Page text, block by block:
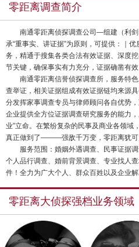
零距离调查简介
南通零距离侦探调查公司—组建（利
承“重事实、讲证据”为原则，可提供：｜
务，精通于搜集各类合法有效证据、深度
节关键，确保事实有力充分，证据确凿有效
南通零距离信誉侦探调查所，服务特
查举证，相关证据组成有效证据链均来源
分发挥家事调查专员与律师顾问各自优势
企业提供全方位证据调查研究服务的能力，
业”立命。在繁纷复杂的民事及商业各领域
真正做到了———强敌千万变，零距离犹可
服务范围：婚姻外遇调查、民事证据
个人品行调查、婚前背景调查、专业找人
件！全力为广大个人、群众百姓以及企业
零距离大侦探强档业务领域